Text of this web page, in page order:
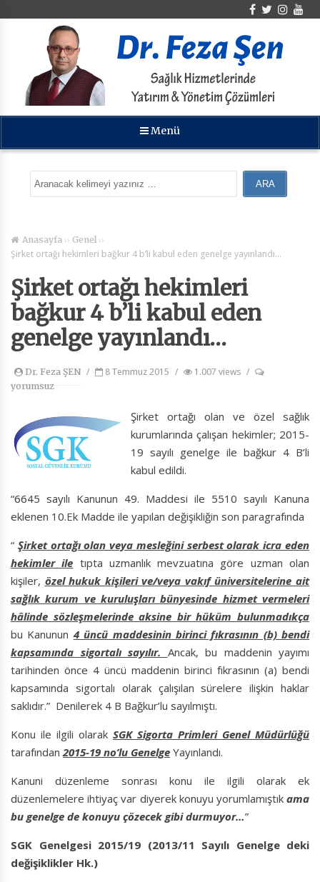
Menü
Anasayfa ›› Genel ››
Şirket ortağı hekimleri bağkur 4 b’li kabul eden genelge yayınlandı…
Şirket ortağı hekimleri
bağkur 4 b’li kabul eden
genelge yayınlandı…
Dr. Feza ŞEN / 8 Temmuz 2015 / 1.007 views /
yorumsuz
Şirket ortağı olan ve özel sağlık
kurumlarında çalışan hekimler; 2015-
19 sayılı genelge ile bağkur 4 B’li
kabul edildi.
“6645 sayılı Kanunun 49. Maddesi ile 5510 sayılı Kanuna
eklenen 10.Ek Madde ile yapılan değişikliğin son paragrafında
“ Şirket ortağı olan veya mesleğini serbest olarak icra eden
hekimler ile tıpta uzmanlık mevzuatına göre uzman olan
kişiler, özel hukuk kişileri ve/veya vakıf üniversitelerine ait
sağlık kurum ve kuruluşları bünyesinde hizmet vermeleri
hâlinde sözleşmelerinde aksine bir hüküm bulunmadıkça
bu Kanunun4 üncü maddesinin birinci fıkrasının (b) bendi
kapsamında sigortalı sayılır. Ancak, bu maddenin yayımı
tarihinden önce 4 üncü maddenin birinci fıkrasının (a) bendi
kapsamında sigortalı olarak çalışılan sürelere ilişkin haklar
saklıdır.” Denilerek 4 B Bağkur’lu sayılmıştı.
Konu ile ilgili olarak SGK Sigorta Primleri Genel Müdürlüğü
tarafından2015-19 no’lu Genelge Yayınlandı.
Kanuni düzenleme sonrası konu ile ilgili olarak ek
düzenlemelere ihtiyaç var diyerek konuyu yorumlamıştık ama
bu genelge de konuyu çözecek gibi durmuyor…”
SGK Genelgesi 2015/19 (2013/11 Sayılı Genelge deki
değişiklikler Hk.)